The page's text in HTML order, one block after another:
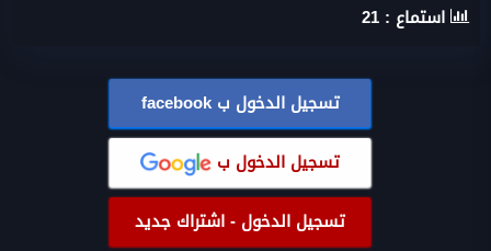
استماع : 21
تسجيل الدخول بfacebook
تسجيل الدخول ب
تسجيل الدخول - اشتراك جديد